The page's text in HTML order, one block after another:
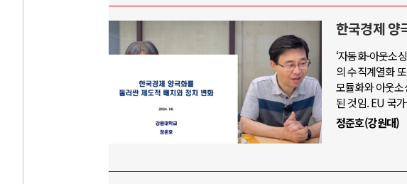
한국경제 양
‘자동화-아웃소
의 수직계열화
모듈화와 아웃
된 것임. EU 국
정준호(강원대)
AI의 숨은 환경 비용: 데이터센터 확
AI는 어떻게 미국 민주주의를 잠식